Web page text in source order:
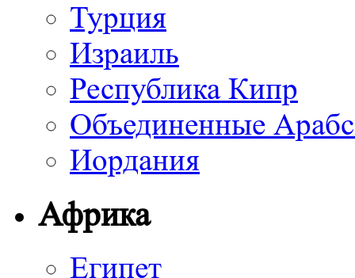
Турция
Израиль
Республика Кипр
Объединенные
Иордания
Африка
Египет